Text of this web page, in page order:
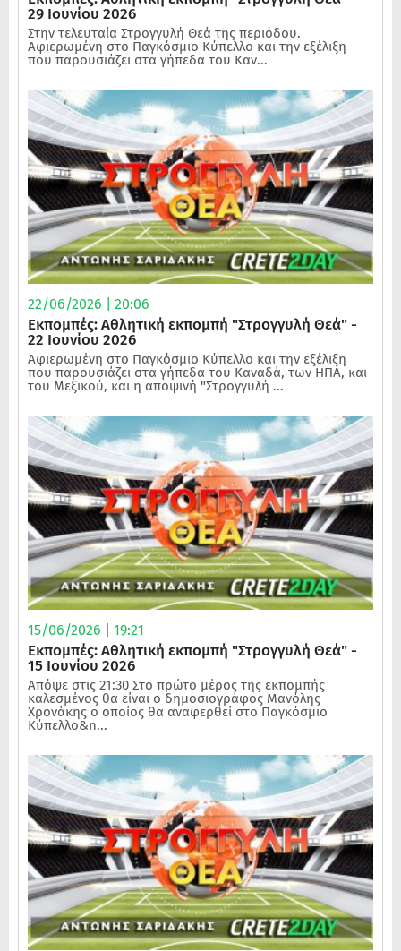
29 Ιουνίου 2026
Στην τελευταία Στρογγυλή Θεά της περιόδου.
Αφιερωμένη στο Παγκόσμιο Κύπελλο και την εξέλιξη
που παρουσιάζει στα γήπεδα του Καν...
22/06/2026 | 20:06
Εκπομπές: Αθλητική εκπομπή "Στρογγυλή Θεά" -
22 Ιουνίου 2026
Αφιερωμένη στο Παγκόσμιο Κύπελλο και την εξέλιξη
που παρουσιάζει στα γήπεδα του Καναδά, των ΗΠΑ, και
του Μεξικού, και η αποψινή "Στρογγυλή ...
15/06/2026 | 19:21
Εκπομπές: Αθλητική εκπομπή "Στρογγυλή Θεά" -
15 Ιουνίου 2026
Απόψε στις 21:30 Στο πρώτο μέρος της εκπομπής
καλεσμένος θα είναι ο δημοσιογράφος Μανόλης
Χρονάκης ο οποίος θα αναφερθεί στο Παγκόσμιο
Κύπελλο&n...